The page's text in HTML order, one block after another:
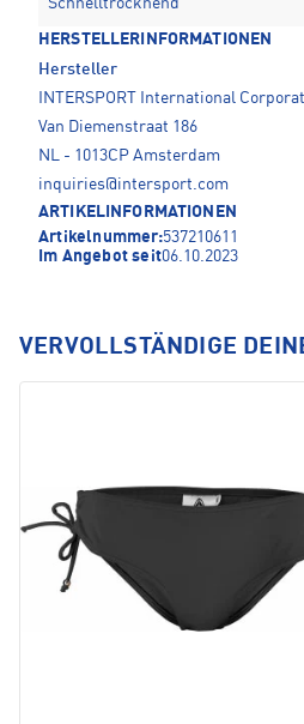
Schnelltrocknend
HERSTELLERINFORMATIONEN
Hersteller
INTERSPORT International
Van Diemenstraat 186
NL - 1013CP Amsterdam
inquiries@intersport.com
ARTIKELINFORMATIONEN
Artikelnummer:537210611
Im Angebot seit06.10.2023
VERVOLLSTÄNDIGE